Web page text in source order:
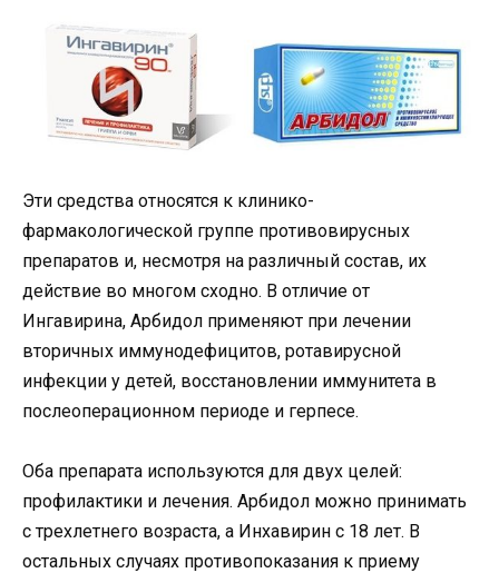
Эти средства относятся к клинико-
фармакологической группе противовирусных
препаратов и, несмотря на различный состав, их
действие во многом сходно. В отличие от
Ингавирина, Арбидол применяют при лечении
вторичных иммунодефицитов, ротавирусной
инфекции у детей, восстановлении иммунитета в
послеоперационном периоде и герпесе.
Оба препарата используются для двух целей:
профилактики и лечения. Арбидол можно принимать
с трехлетнего возраста, а Инхавирин с 18 лет. В
остальных случаях противопоказания к приему